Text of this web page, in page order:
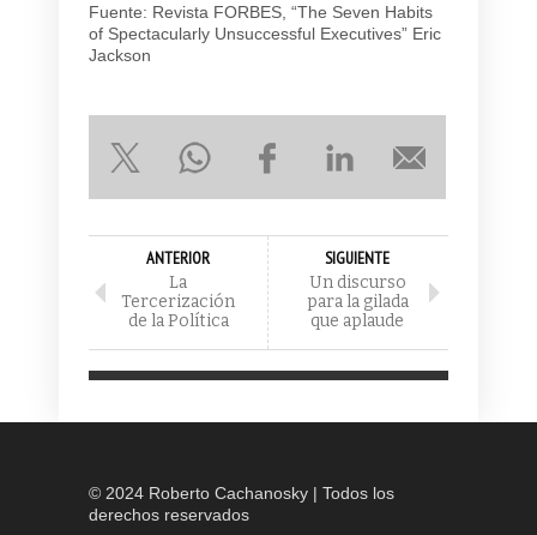
Fuente: Revista FORBES, “The Seven Habits
of Spectacularly Unsuccessful Executives” Eric
Jackson
ANTERIOR
La
Tercerización
de la Política
SIGUIENTE
Un discurso
para la gilada
que aplaude
© 2024 Roberto Cachanosky | Todos los
derechos reservados